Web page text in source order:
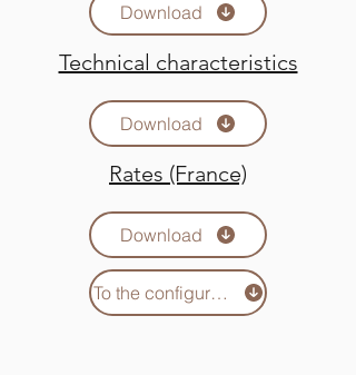
Download
Technical characteristics
Download
Rates (France)
Download
To the configurator